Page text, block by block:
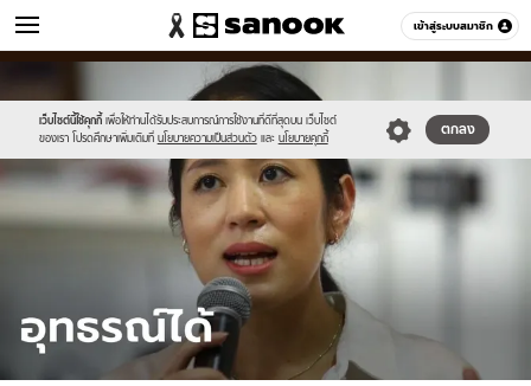
เข้าสู่ระบบสมาชิก
ข่าว หมวดอื่นๆ
เว็บไซต์นี้ใช้คุกกี้ เพื่อให้ท่านได้รับประสบการณ์การใช้งานที่ดีที่สุดบน เว็บไซต์
ของเรา โปรดศึกษาเพิ่มเติมที่ นโยบายความเป็นส่วนตัว และ นโยบายคุกกี้
ตกลง
//s.isanook.com/sr/0/images/logo-
new-
sanook.png
//s.isanook.com/ns/0/ud/1806/9033166/phannika-
appeal.jpg